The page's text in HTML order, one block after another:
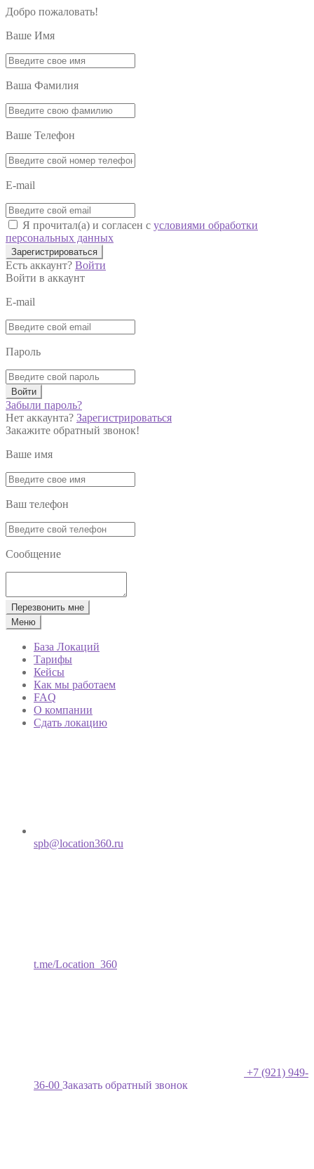
Добро пожаловать!
Ваше Имя
Ваша Фамилия
Ваше Телефон
E-mail
Я прочитал(а) и согласен с условиями обработки
персональных данных
Зарегистрироваться
Есть аккаунт? Войти
Войти в аккаунт
E-mail
Пароль
Войти
Забыли пароль?
Нет аккаунта? Зарегистрироваться
Закажите обратный звонок!
Ваше имя
Ваш телефон
Сообщение
Перезвонить мне
Меню
База Локаций
Тарифы
Кейсы
Как мы работаем
FAQ
О компании
Сдать локацию
spb@location360.ru
t.me/Location_360
+7 (921) 949-
36-00 Заказать обратный звонок